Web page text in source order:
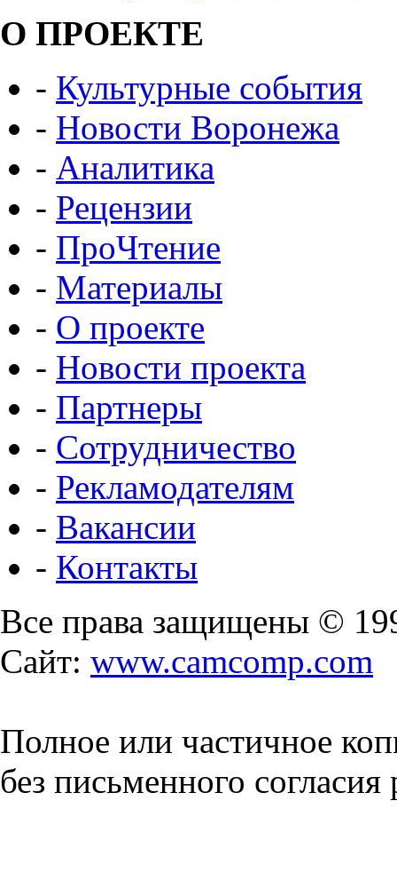
О ПРОЕКТЕ
- Культурные события
- Новости Воронежа
- Аналитика
- Рецензии
- ПроЧтение
- Материалы
- О проекте
- Новости проекта
- Партнеры
- Сотрудничество
- Рекламодателям
- Вакансии
- Контакты
Все права защищены ©
Сайт: www.camcomp.com
Полное или частичное
без письменного